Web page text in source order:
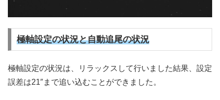
極軸設定の状況と自動追尾の状況
極軸設定の状況は、リラックスして行いました結果、設定
誤差は21″まで追い込むことができました。